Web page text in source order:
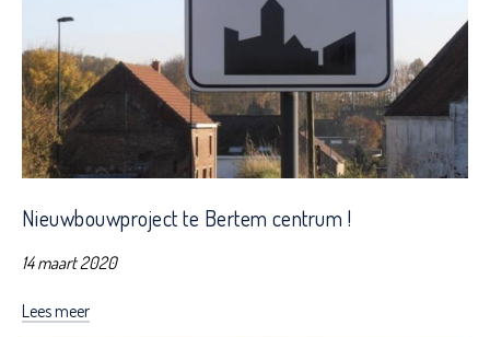
Nieuwbouwproject te Bertem centrum !
14 maart 2020
Lees meer